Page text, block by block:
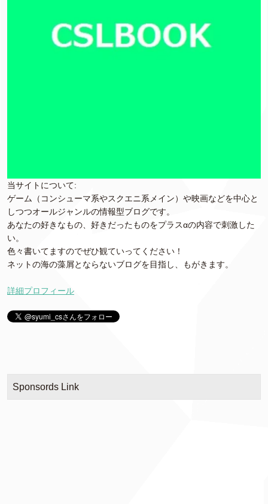
当サイトについて:
ゲーム（コンシューマ系やスクエニ系メイン）や映画などを中心と
しつつオールジャンルの情報型ブログです。
あなたの好きなもの、好きだったものをプラスαの内容で刺激した
い。
色々書いてますのでぜひ観ていってください！
ネットの海の藻屑とならないブログを目指し、もがきます。
詳細プロフィール
Sponsords Link